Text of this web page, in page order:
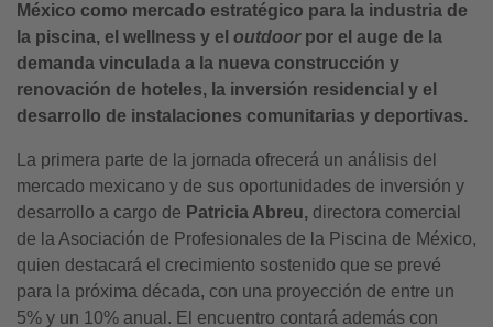
México como mercado estratégico para la industria de
la piscina, el wellness y el outdoorpor el auge de la
demanda vinculada a la nueva construcción y
renovación de hoteles, la inversión residencial y el
desarrollo de instalaciones comunitarias y deportivas.
La primera parte de la jornada ofrecerá un análisis del
mercado mexicano y de sus oportunidades de inversión y
desarrollo a cargo de Patricia Abreu, directora comercial
de la Asociación de Profesionales de la Piscina de México,
quien destacará el crecimiento sostenido que se prevé
para la próxima década, con una proyección de entre un
5% y un 10% anual. El encuentro contará además con